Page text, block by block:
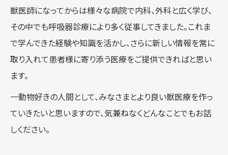
獣医師になってからは様々な病院で内科、外科と広く学び、
その中でも呼吸器診療により多く従事してきました。これま
で学んできた経験や知識を活かし、さらに新しい情報を常に
取り入れて患者様に寄り添う医療をご提供できればと思い
ます。
一動物好きの人間として、みなさまとより良い獣医療を作っ
ていきたいと思いますので、気兼ねなくどんなことでもお話
しください。